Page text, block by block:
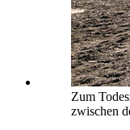
Zum
zwischen